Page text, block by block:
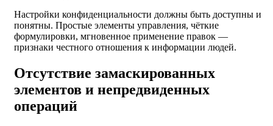
Настройки конфиденциальности должны быть доступны и
понятны. Простые элементы управления, чёткие
формулировки, мгновенное применение правок —
признаки честного отношения к информации людей.
Отсутствие замаскированных
элементов и непредвиденных
операций